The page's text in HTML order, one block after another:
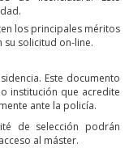
los principales méritos
solicitud on-line.
Este documento
institución que acredite
ante la policía.
de selección podrán
al máster.